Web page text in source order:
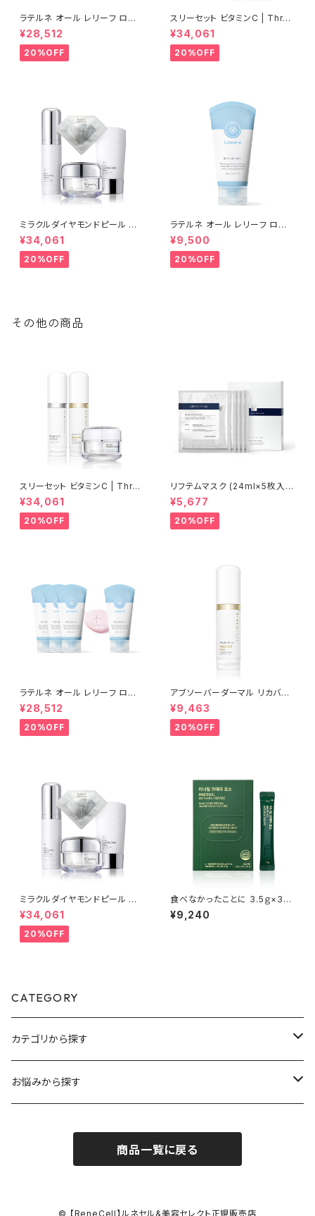
ラテルネ オール レリーフ ロー
ション 3個＋1個(100ml) | LAT
ERENE ALL RELIEF LATION
【Rene-Cell】ルネセル
¥28,512
20%OFF
スリーセット ビタミンC | Three
sets of vitamin C【Rene-C
ell】ルネセル
¥34,061
20%OFF
ミラクルダイヤモンドピール プ
ログラムセット│シワ・たるみ・毛
穴のスペシャル集中ケア【Rene
-Cell】ルネセル
¥34,061
20%OFF
ラテルネ オール レリーフ ロー
ション 1個(100ml) | LATEREN
E ALL RELIEF LATION│敏感
になりがちな肌をケアする、バリ
ア機能サポートケア【Rene-Ce
¥9,500
20%OFF
その他の商品
スリーセット ビタミンC | Three
sets of vitamin C【Rene-C
ell】ルネセル
¥34,061
20%OFF
リフテムマスク (24ml×5枚入
り) | LIFTEM MASK│乾燥・シ
ワ・目の下クマケア【Rene-Cel
l】ルネセル
¥5,677
20%OFF
ラテルネ オール レリーフ ロー
ション 3個＋1個(100ml) | LAT
ERENE ALL RELIEF LATION
【Rene-Cell】ルネセル
¥28,512
20%OFF
アブソーバーダーマル リカバリ
ーセラム 30ml | Absorber D
ermal Recovery Serum│乾
燥のケア【Rene-Cell】ルネセ
ル
¥9,463
20%OFF
ミラクルダイヤモンドピール プ
ログラムセット│シワ・たるみ・毛
穴のスペシャル集中ケア【Rene
-Cell】ルネセル
¥34,061
20%OFF
食べなかったことに 3.5ｇ×30
包(酵素)【Rene-Cell】ルネセル
※ご注文後、お取り寄せとなる
¥9,240
CATEGORY
カテゴリから探す
スキンケア
スペシャルケア
お悩みから探す
シミ・くすみケア
シワ・目の下クマケア
商品一覧に戻る
© 【ReneCell】ルネセル&美容セレクト正規販売店